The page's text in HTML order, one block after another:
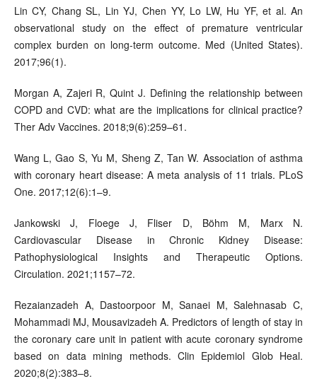
Lin CY, Chang SL, Lin YJ, Chen YY, Lo LW, Hu YF, et al. An
observational study on the effect of premature ventricular
complex burden on long-term outcome. Med (United States).
2017;96(1).
Morgan A, Zajeri R, Quint J. Defining the relationship between
COPD and CVD: what are the implications for clinical practice?
Ther Adv Vaccines. 2018;9(6):259–61.
Wang L, Gao S, Yu M, Sheng Z, Tan W. Association of asthma
with coronary heart disease: A meta analysis of 11 trials. PLoS
One. 2017;12(6):1–9.
Jankowski J, Floege J, Fliser D, Böhm M, Marx N.
Cardiovascular Disease in Chronic Kidney Disease:
Pathophysiological Insights and Therapeutic Options.
Circulation. 2021;1157–72.
Rezaianzadeh A, Dastoorpoor M, Sanaei M, Salehnasab C,
Mohammadi MJ, Mousavizadeh A. Predictors of length of stay in
the coronary care unit in patient with acute coronary syndrome
based on data mining methods. Clin Epidemiol Glob Heal.
2020;8(2):383–8.